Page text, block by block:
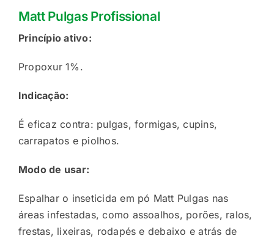
Matt Pulgas Profissional
Princípio ativo:
Propoxur 1%.
Indicação:
É eficaz contra: pulgas, formigas, cupins,
carrapatos e piolhos.
Modo de usar:
Espalhar o inseticida em pó Matt Pulgas nas
áreas infestadas, como assoalhos, porões, ralos,
frestas, lixeiras, rodapés e debaixo e atrás de